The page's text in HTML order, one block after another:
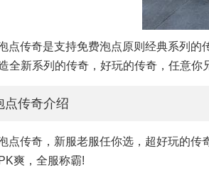
点传奇是支持免费泡点原则经典系列
全新系列的传奇，好玩的传奇，任意你
点传奇介绍
点传奇，新服老服任你选，超好玩的
爽，全服称霸!